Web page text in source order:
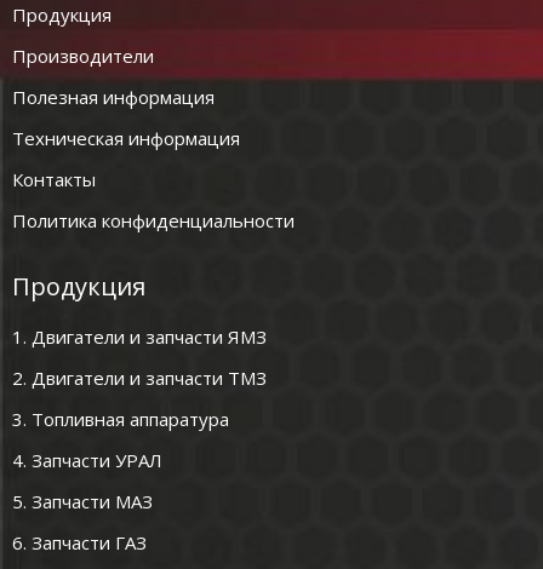
Продукция
Производители
Полезная информация
Техническая информация
Контакты
Политика конфиденциальности
Продукция
1. Двигатели и запчасти ЯМЗ
2. Двигатели и запчасти ТМЗ
3. Топливная аппаратура
4. Запчасти УРАЛ
5. Запчасти МАЗ
6. Запчасти ГАЗ